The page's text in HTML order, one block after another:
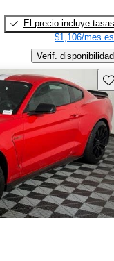
El precio incluye tasas
$1,106/mes
Verif. disponibilidad